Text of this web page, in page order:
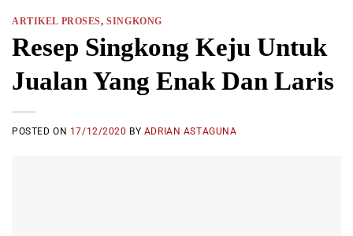
ARTIKEL PROSES,SINGKONG
Resep Singkong Keju Untuk
Jualan Yang Enak Dan Laris
POSTED ON 17/12/2020 BY ADRIAN ASTAGUNA